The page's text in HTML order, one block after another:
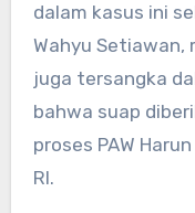
dalam kasus ini
Wahyu Setiawan,
juga tersangka
bahwa suap
proses PAW
RI.